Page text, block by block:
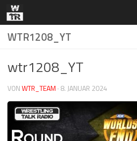
Zum Inhalt springen
WTR1208_YT
wtr1208_YT
VONWTR_TEAM · 8. JANUAR 2024